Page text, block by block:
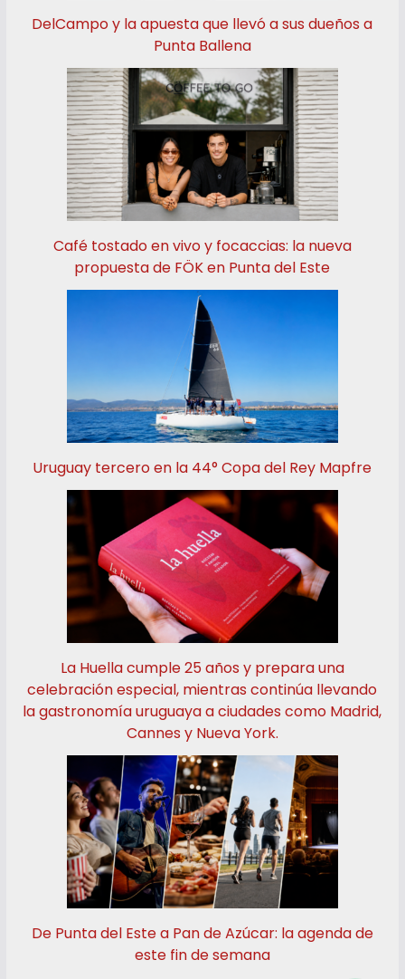
DelCampo y la apuesta que llevó a sus dueños a
Punta Ballena
Café tostado en vivo y focaccias: la nueva
propuesta de FÖK en Punta del Este
Uruguay tercero en la 44° Copa del Rey Mapfre
La Huella cumple 25 años y prepara una
celebración especial, mientras continúa llevando
la gastronomía uruguaya a ciudades como Madrid,
Cannes y Nueva York.
De Punta del Este a Pan de Azúcar: la agenda de
este fin de semana